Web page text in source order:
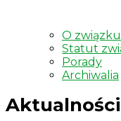
O związku
Statut
Porady
Archiwalia